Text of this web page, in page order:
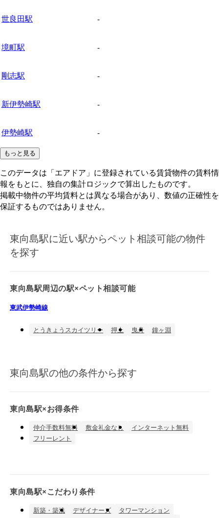
世良田駅 -
境町駅 -
剛志駅 -
新伊勢崎駅 -
伊勢崎駅 -
もっと見る
このデータは「エアドア」に登録されている賃貸物件の賃料情
報をもとに、独自の集計ロジックで算出したものです。
掲載中物件の平均賃料とは異なる場合があり、数値の正確性を
保証するものではありません。
東向島駅に近い駅からペット相談可能の物件
を探す
東向島駅周辺の駅×ペット相談可能
東武伊勢崎線
とうきょうスカイツリー 押上 曳舟 鐘ヶ淵
東向島駅の他の条件から探す
東向島駅×お得条件
仲介手数料無料 敷金礼金なし
インターネット無料
フリーレント
東向島駅×こだわり条件
新築・築浅 デザイナーズ
タワーマンション